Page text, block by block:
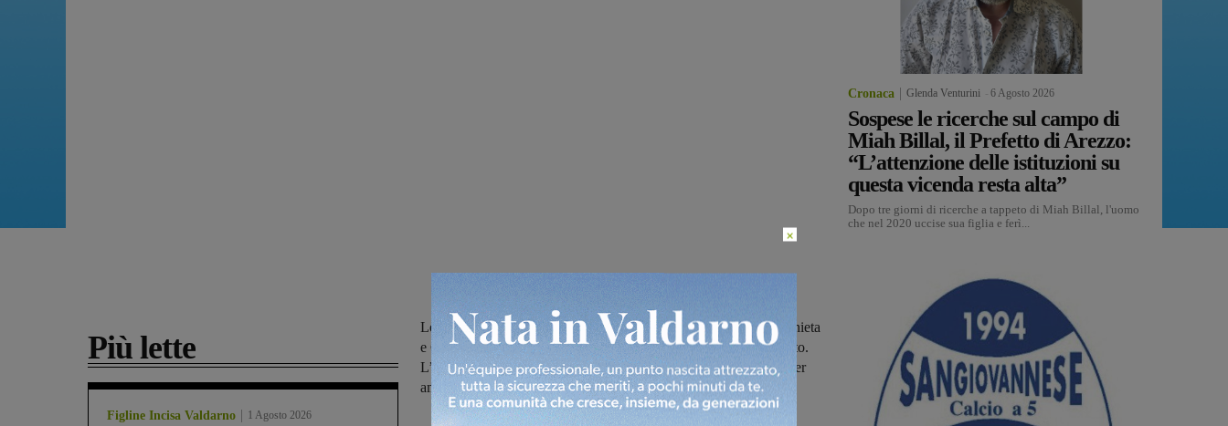
Più lette
Figline Incisa Valdarno 1 Agosto 2026
Le partenze sono previste da Raggiolo, Cetica, Monte Lori, Secchieta
e Garliano. L’escursione si svolgerà nella notte fra venerdì e sabato.
L’arrivo è previsto intorno alle 4,30 alla Croce del Pratomagno, per
ammirare l’alba, poi una colazione tutti assieme
Cronaca Glenda Venturini 6 Agosto 2026
Sospese le ricerche sul campo di
Miah Billal, il Prefetto di Arezzo:
“L’attenzione delle istituzioni su
questa vicenda resta alta”
Dopo tre giorni di ricerche a tappeto di Miah Billal, l'uomo
che nel 2020 uccise sua figlia e ferì...
×